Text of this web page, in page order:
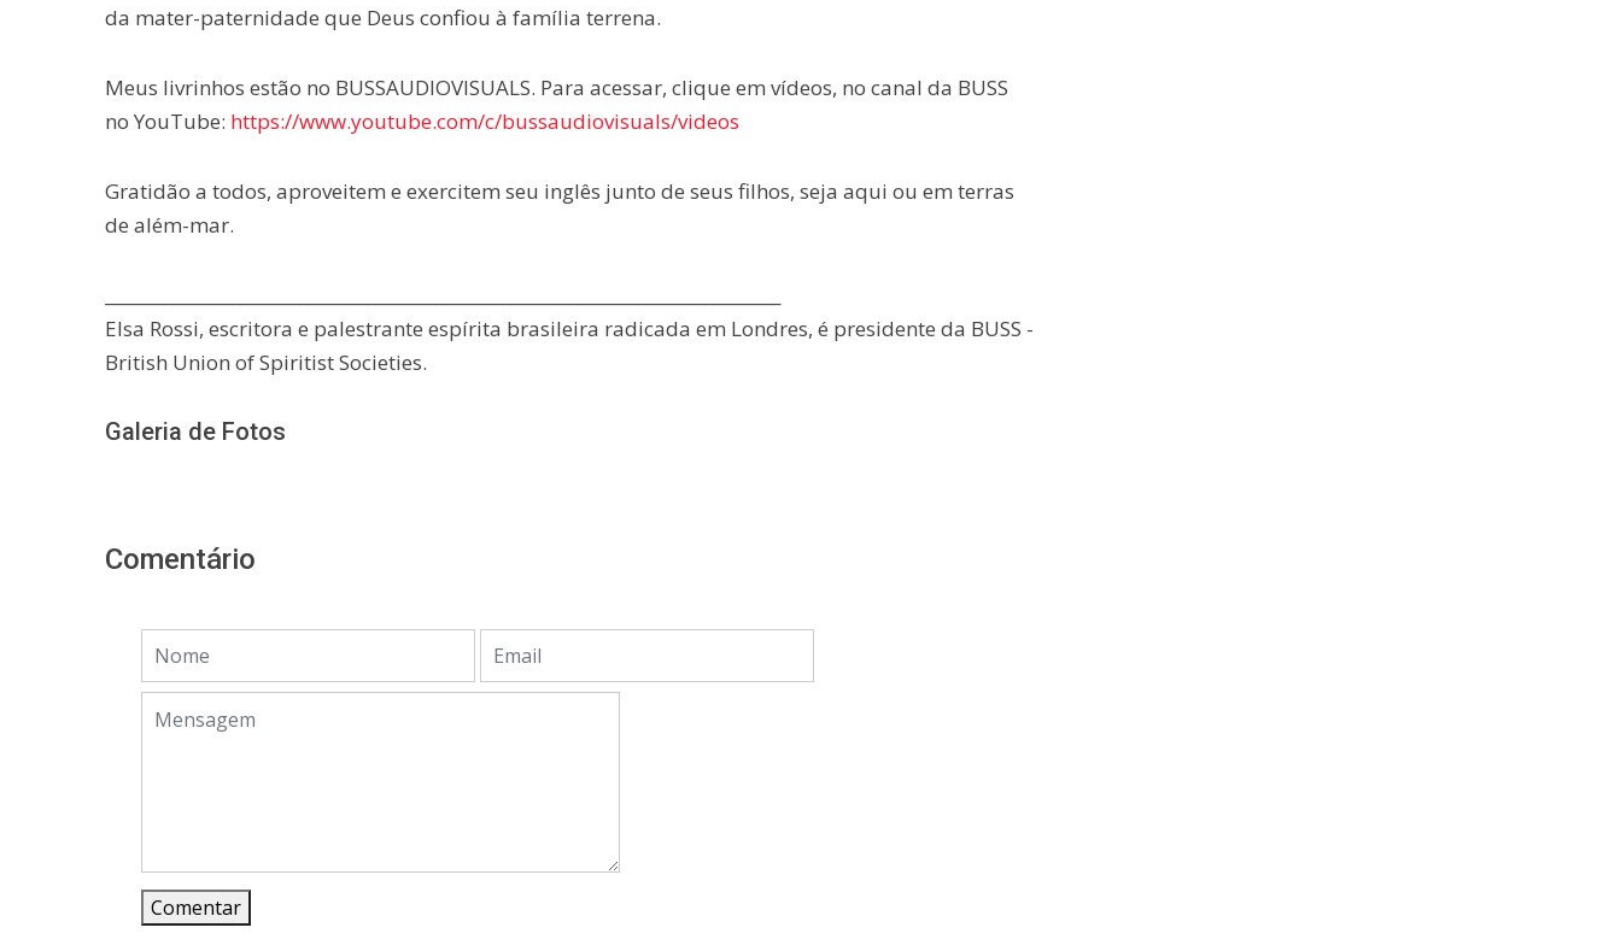
da mater-paternidade que Deus confiou à família terrena.
Meus livrinhos estão no BUSSAUDIOVISUALS. Para acessar, clique em vídeos, no canal da BUSS
no YouTube: https://www.youtube.com/c/bussaudiovisuals/videos
Gratidão a todos, aproveitem e exercitem seu inglês junto de seus filhos, seja aqui ou em terras
de além-mar.
Elsa Rossi, escritora e palestrante espírita brasileira radicada em Londres, é presidente da BUSS -
British Union of Spiritist Societies.
Galeria de Fotos
Comentário
Comentar